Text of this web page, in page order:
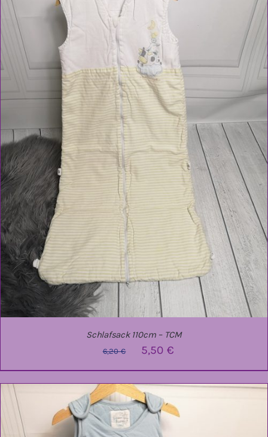
IN DEN WARENKORB / DETAILS
Schlafsack 110cm – TCM
6,20€
Ursprünglicher
Preis
war:
6,20 €
5,50€
Preis
ist:
5,50 €.